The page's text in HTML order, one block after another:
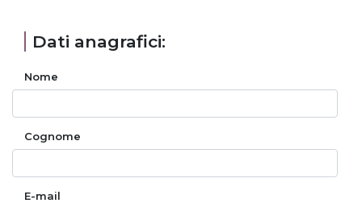
Dati anagrafici:
Nome
Cognome
E-mail